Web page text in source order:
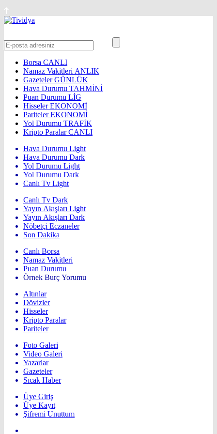
Borsa CANLI
Namaz Vakitleri ANLIK
GazetelerGÜNLÜK
Hava Durumu TAHMİNİ
Puan Durumu LİG
HisselerEKONOMİ
ParitelerEKONOMİ
Yol Durumu TRAFİK
Kripto ParalarCANLI
Hava Durumu Light
Hava Durumu Dark
Yol Durumu Light
Yol Durumu Dark
Canlı Tv Light
Canlı Tv Dark
Yayın Akışları Light
Yayın Akışları Dark
Nöbetçi Eczaneler
Son Dakika
Canlı Borsa
Namaz Vakitleri
Puan Durumu
Örnek Burç Yorumu
Altınlar
Dövizler
Hisseler
Kripto Paralar
Pariteler
Foto Galeri
Video Galeri
Yazarlar
Gazeteler
Sıcak Haber
Üye Giriş
Üye Kayıt
Şifremi Unuttum